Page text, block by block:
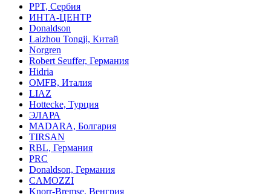
PPT, Сербия
ИНТА-ЦЕНТР
Donaldson
Laizhou Tongji, Китай
Norgren
Robert Seuffer, Германия
Hidria
OMFB, Италия
LIAZ
Hottecke, Турция
ЭЛАРА
MADARA, Болгария
TIRSAN
RBL, Германия
PRC
Donaldson, Германия
CAMOZZI
Knorr-Bremse, Венгрия